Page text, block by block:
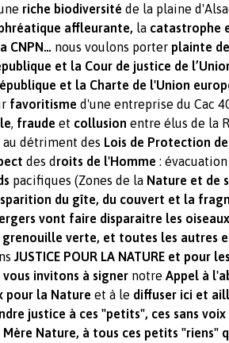
riche biodiversité de la plaine
affleurante, la catastrophe
CNPN… nous voulons porter plainte
et la Cour de justice de
et la Charte de l'Union
favoritisme d'une entreprise du Cac
, fraude et collusion entre élus de la
détriment des Lois de Protection
des d roits de l'Homme :
pacifiques (Zones de la Nature et de
du gîte, du couvert et la
vont faire disparaitre les
verte, et toutes les autres
JUSTICE POUR LA NATURE et pour
vous invitons à signer notre Appel à
pour la Nature et à le diffuser ici et
justice à ces "petits", ces sans
Nature, à tous ces petits "riens"